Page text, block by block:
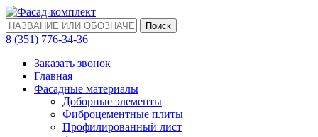
Поиск
‎8 (351) 776-34-36
Заказать звонок
Главная
Фасадные материалы
Доборные элементы
Фиброцементные плиты
Профилированный лист